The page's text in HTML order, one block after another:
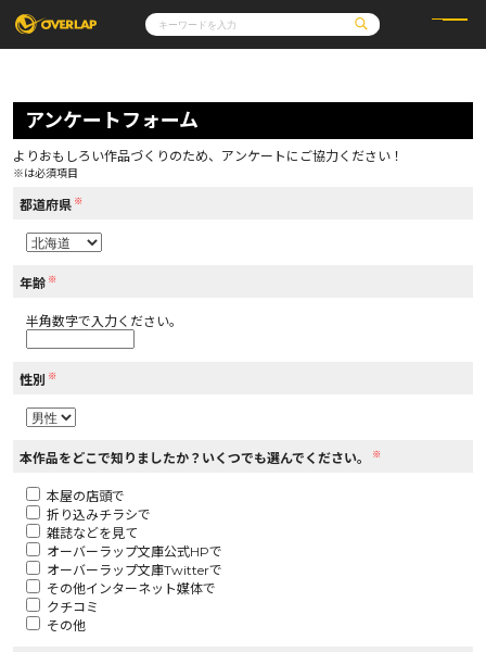
コミック
コミックガルド
コミッククリエ
LiQulle
ラブパルフェ
ライトノベル
ロサージュノベルス
その他
コミックエッセイ
通販・NEWS
OVERLAP STORE
アクセス
オーバーラップホールディングス
アンケートフォーム
よりおもしろい作品づくりのため、アンケートにご協力ください！
※は必須項目
都道府県 ※
年齢 ※
半角数字で入力ください。
性別 ※
本作品をどこで知りましたか？いくつでも選んでください。 ※
本屋の店頭で
折り込みチラシで
雑誌などを見て
オーバーラップ文庫公式HPで
オーバーラップ文庫Twitterで
その他インターネット媒体で
クチコミ
その他